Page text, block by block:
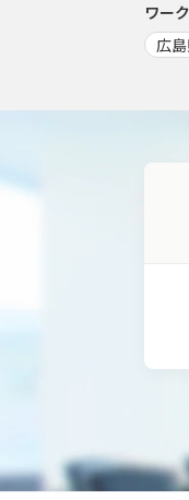
ワー
広